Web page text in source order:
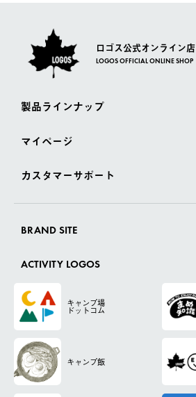
ロゴス公式オンライン店
LOGOS OFFICIAL ONLINE SHOP
製品ラインナップ
マイページ
カスタマーサポート
BRAND SITE
ACTIVITY LOGOS
キャンプ場
ドットコム
キャンプ飯